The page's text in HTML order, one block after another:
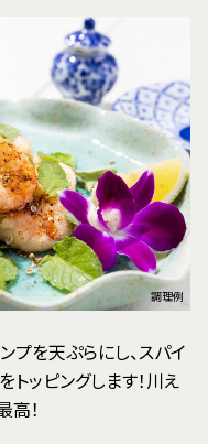
調理例
プを天ぷらにし、スパイ
トッピングします！川え
高！